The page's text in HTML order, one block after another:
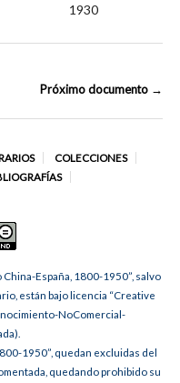
1930
Próximo documento →
COLECCIONES
España, 1800-1950”, salvo
están bajo licencia “Creative
NoComercial-
1950”, quedan excluidas del
quedando prohibido su